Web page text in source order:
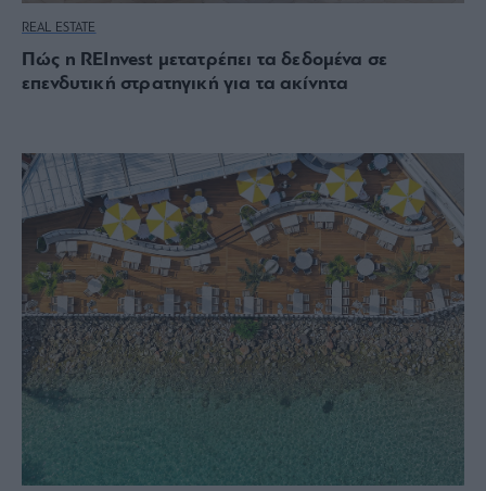
REAL ESTATE
Πώς η REInvest μετατρέπει τα δεδομένα σε
επενδυτική στρατηγική για τα ακίνητα